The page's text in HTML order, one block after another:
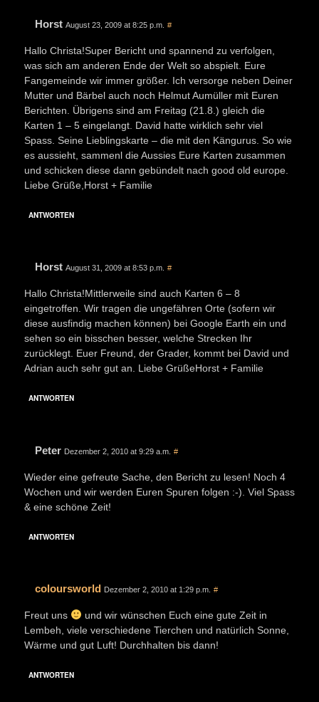
Horst August 23, 2009 at 8:25 p.m. #
Hallo Christa!Super Bericht und spannend zu verfolgen,
was sich am anderen Ende der Welt so abspielt. Eure
Fangemeinde wir immer größer. Ich versorge neben Deiner
Mutter und Bärbel auch noch Helmut Aumüller mit Euren
Berichten. Übrigens sind am Freitag (21.8.) gleich die
Karten 1 – 5 eingelangt. David hatte wirklich sehr viel
Spass. Seine Lieblingskarte – die mit den Kängurus. So wie
es aussieht, sammenl die Aussies Eure Karten zusammen
und schicken diese dann gebündelt nach good old europe.
Liebe Grüße,Horst + Familie
ANTWORTEN
Horst August 31, 2009 at 8:53 p.m. #
Hallo Christa!Mittlerweile sind auch Karten 6 – 8
eingetroffen. Wir tragen die ungefähren Orte (sofern wir
diese ausfindig machen können) bei Google Earth ein und
sehen so ein bisschen besser, welche Strecken Ihr
zurücklegt. Euer Freund, der Grader, kommt bei David und
Adrian auch sehr gut an. Liebe GrüßeHorst + Familie
ANTWORTEN
Peter Dezember 2, 2010 at 9:29 a.m. #
Wieder eine gefreute Sache, den Bericht zu lesen! Noch 4
Wochen und wir werden Euren Spuren folgen :-). Viel Spass
& eine schöne Zeit!
ANTWORTEN
coloursworld Dezember 2, 2010 at 1:29 p.m. #
Freut uns
und wir wünschen Euch eine gute Zeit in
Lembeh, viele verschiedene Tierchen und natürlich Sonne,
Wärme und gut Luft! Durchhalten bis dann!
ANTWORTEN